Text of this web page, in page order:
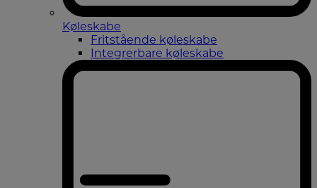
Køleskabe
Fritstående køleskabe
Integrerbare køleskabe